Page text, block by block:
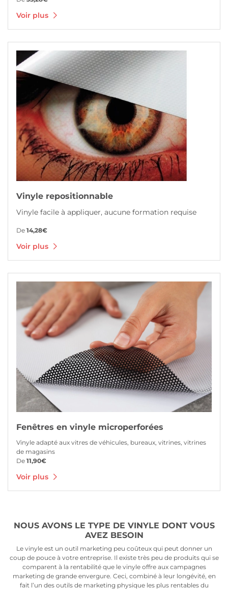
Voir plus
Vinyle repositionnable
Vinyle facile à appliquer, aucune formation requise
De 14,28€
Voir plus
Fenêtres en vinyle microperforées
Vinyle adapté aux vitres de véhicules, bureaux, vitrines, vitrines
de magasins
De 11,90€
Voir plus
NOUS AVONS LE TYPE DE VINYLE DONT VOUS
AVEZ BESOIN
Le vinyle est un outil marketing peu coûteux qui peut donner un
coup de pouce à votre entreprise. Il existe très peu de produits qui se
comparent à la rentabilité que le vinyle offre aux campagnes
marketing de grande envergure. Ceci, combiné à leur longévité, en
fait l’un des outils de marketing physique les plus rentables du